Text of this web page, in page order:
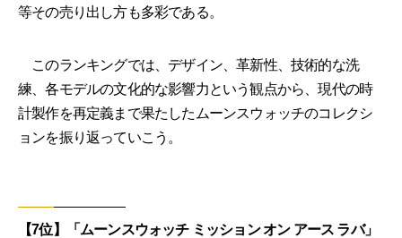
等その売り出し方も多彩である。
このランキングでは、デザイン、革新性、技術的な洗
練、各モデルの文化的な影響力という観点から、現代の時
計製作を再定義まで果たしたムーンスウォッチのコレクシ
ョンを振り返っていこう。
【7位】「ムーンスウォッチ ミッション オン アース ラバ」